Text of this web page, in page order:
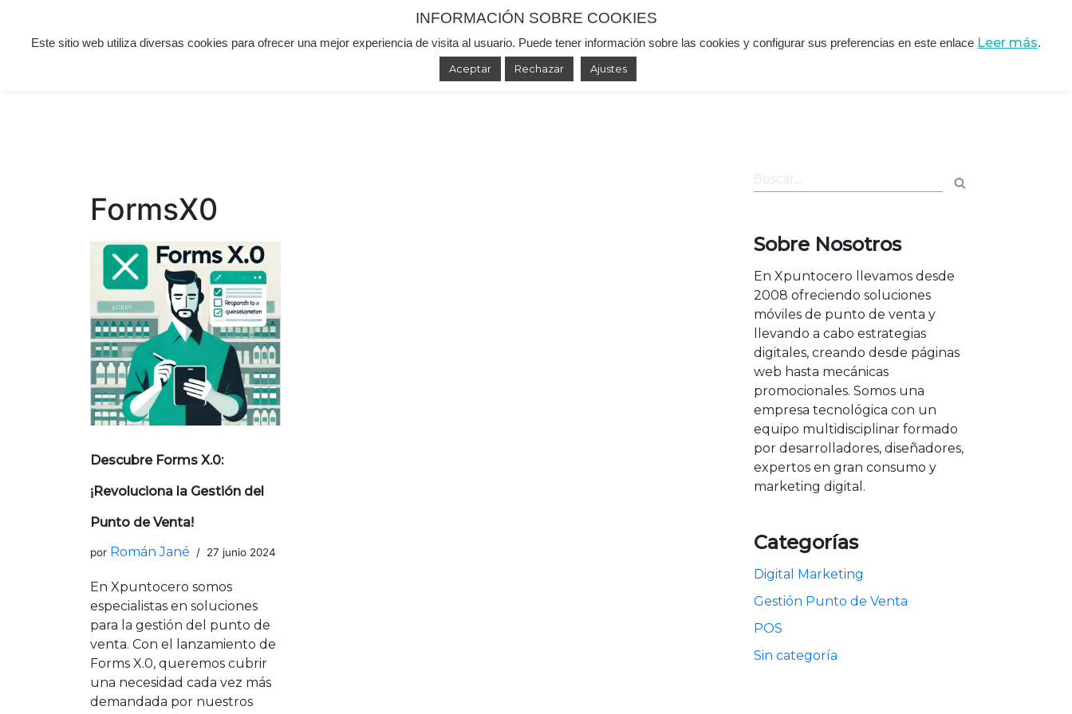
Saltar
Solución Gestión de Punto de Venta Agente IA Reconocimiento de Imágenes
Otros Servicios
Blog Español
FormsX0
Descubre Forms X.0:
¡Revoluciona la Gestión del
Punto de Venta!
por Román Jané 27 junio 2024
En Xpuntocero somos
especialistas en soluciones
para la gestión del punto de
venta. Con el lanzamiento de
Forms X.0, queremos cubrir
una necesidad cada vez más
demandada por nuestros
Sobre Nosotros
En Xpuntocero llevamos desde
2008 ofreciendo soluciones
móviles de punto de venta y
llevando a cabo estrategias
digitales, creando desde páginas
web hasta mecánicas
promocionales. Somos una
empresa tecnológica con un
equipo multidisciplinar formado
por desarrolladores, diseñadores,
expertos en gran consumo y
marketing digital.
Categorías
Digital Marketing
Gestión Punto de Venta
POS
Sin categoría
INFORMACIÓN SOBRE COOKIES
Este sitio web utiliza diversas cookies para ofrecer una mejor experiencia de visita al usuario. Puede tener información sobre las cookies y configurar sus preferencias en este enlace Leer más.
Aceptar Rechazar Ajustes